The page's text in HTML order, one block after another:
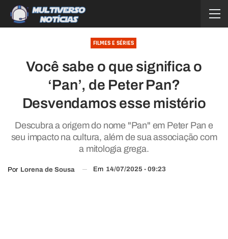
FILMES E SÉRIES
Você sabe o que significa o
‘Pan’, de Peter Pan?
Desvendamos esse mistério
Descubra a origem do nome "Pan" em Peter Pan e
seu impacto na cultura, além de sua associação com
a mitologia grega.
Por Lorena de Sousa Em 14/07/2025 - 09:23